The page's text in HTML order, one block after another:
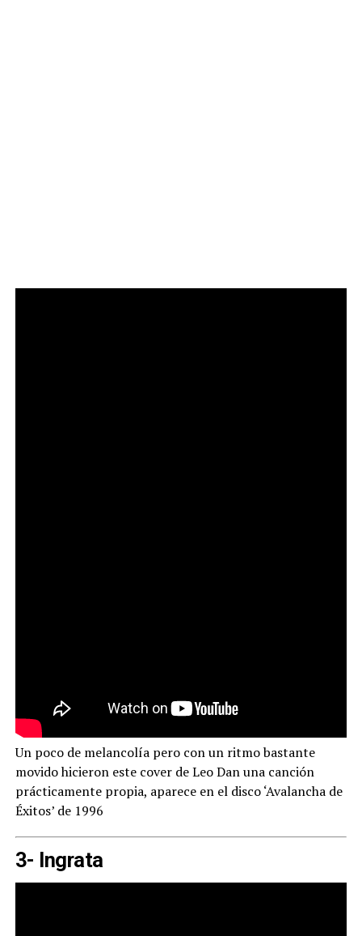
Un poco de melancolía pero con un ritmo bastante
movido hicieron este cover de Leo Dan una canción
prácticamente propia, aparece en el disco ‘Avalancha de
Éxitos’ de 1996
3- Ingrata